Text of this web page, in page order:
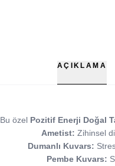
AÇIKLAMA
Bu özel Pozitif Enerji Doğal
Ametist: Zihinsel
Dumanlı Kuvars:
Pembe Kuvars: